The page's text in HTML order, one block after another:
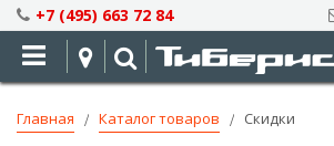
Skip
to
Content
+7 (495) 663 72 84
Главная Каталог товаров Скидки